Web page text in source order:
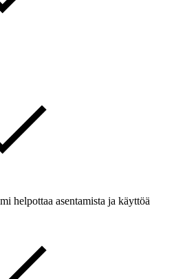
helpottaa asentamista ja käyttöä